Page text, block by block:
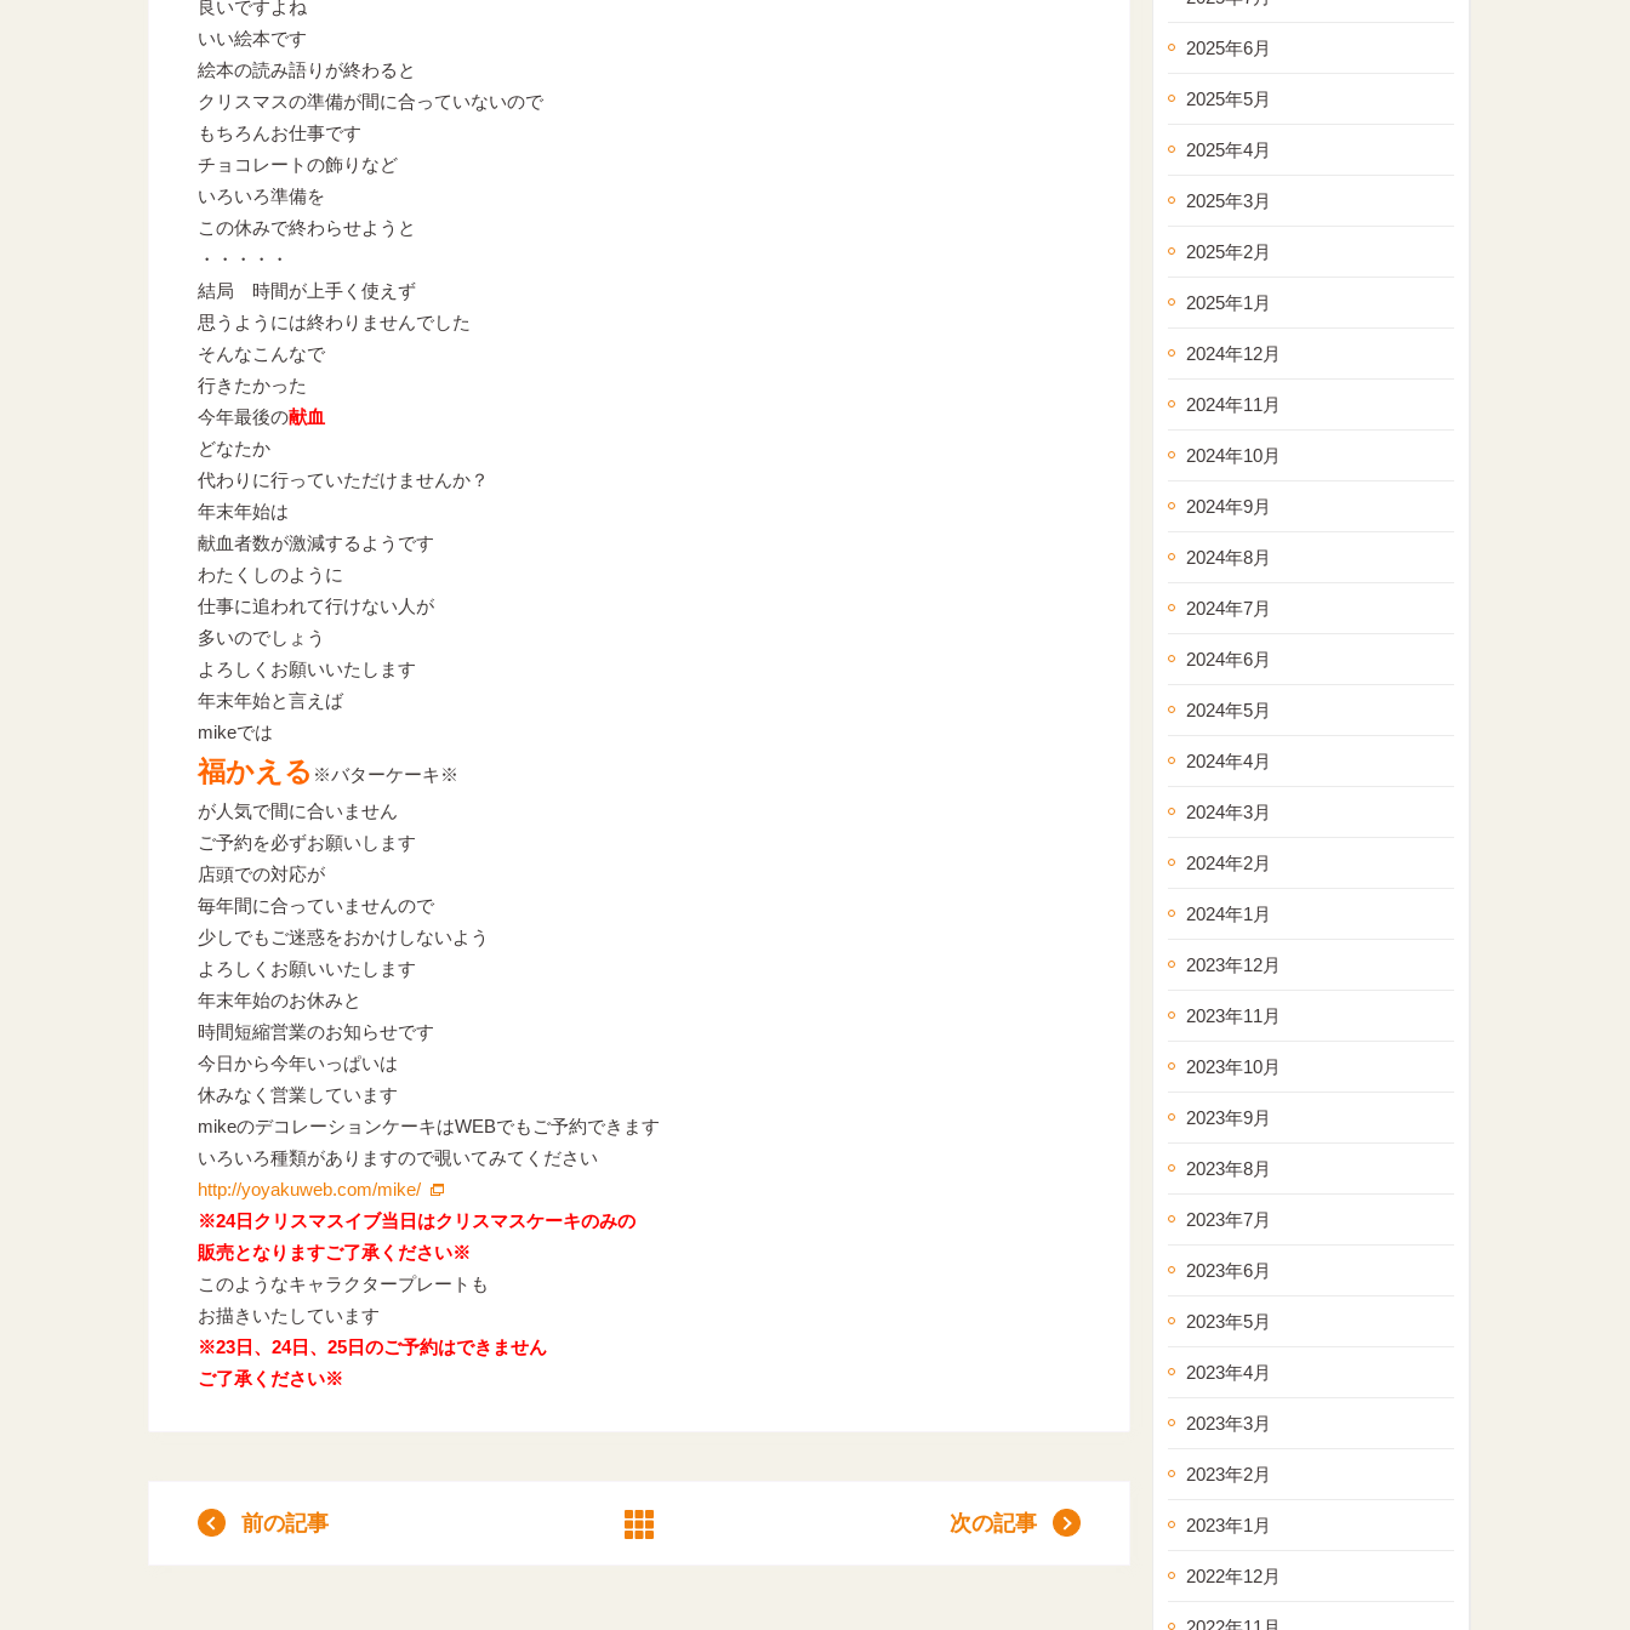
良いですよね
いい絵本です
絵本の読み語りが終わると
クリスマスの準備が間に合っていないので
もちろんお仕事です
チョコレートの飾りなど
いろいろ準備を
この休みで終わらせようと
・・・・・
結局 時間が上手く使えず
思うようには終わりませんでした
そんなこんなで
行きたかった
今年最後の献血
どなたか
代わりに行っていただけませんか？
年末年始は
献血者数が激減するようです
わたくしのように
仕事に追われて行けない人が
多いのでしょう
よろしくお願いいたします
年末年始と言えば
mikeでは
福かえる ※バターケーキ※
が人気で間に合いません
ご予約を必ずお願いします
店頭での対応が
毎年間に合っていませんので
少しでもご迷惑をおかけしないよう
よろしくお願いいたします
年末年始のお休みと
時間短縮営業のお知らせです
今日から今年いっぱいは
休みなく営業しています
mikeのデコレーションケーキはWEBでもご予約できます
いろいろ種類がありますので覗いてみてください
http://yoyakuweb.com/mike/
※24日クリスマスイブ当日はクリスマスケーキのみの
販売となりますご了承ください※
このようなキャラクタープレートも
お描きいたしています
※23日、24日、25日のご予約はできません
ご了承ください※
前の記事 次の記事
2025年6月
2025年5月
2025年4月
2025年3月
2025年2月
2025年1月
2024年12月
2024年11月
2024年10月
2024年9月
2024年8月
2024年7月
2024年6月
2024年5月
2024年4月
2024年3月
2024年2月
2024年1月
2023年12月
2023年11月
2023年10月
2023年9月
2023年8月
2023年7月
2023年6月
2023年5月
2023年4月
2023年3月
2023年2月
2023年1月
2022年12月